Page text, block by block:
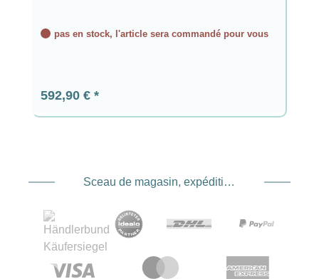
pas en stock, l'article sera commandé pour vous
Prix régulier :
592,90 €
Sceau de magasin, expédition et expédition. Prestataire de services de paiement